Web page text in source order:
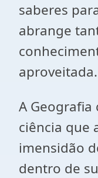
saberes
abrange
aproveitada.
A Geografia
ciência que
imensidão
dentro de